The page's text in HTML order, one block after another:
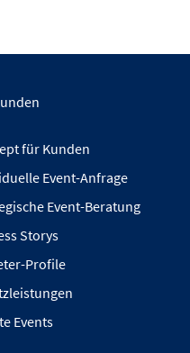
für Kunden
Event-Anfrage
Event-Beratung
Storys
Profile
Events